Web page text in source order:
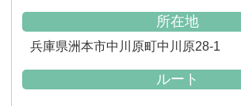
所在地
兵庫県洲本市中川原町中川原28-1
ルート